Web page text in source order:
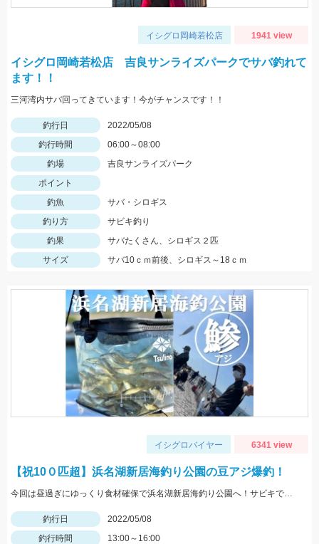
イシグロ岡崎若松店 1941 view
イシグロ岡崎若松店 吉良サンライズパークでサバ釣れて
ます！！
三河湾内サバ回ってきています！今がチャンスです！！
釣行日
2022/05/08
釣行時間
06:00～08:00
釣場
吉良サンライズパーク
ポイント
釣魚
サバ・シロギス
釣り方
サビキ釣り
釣果
サバたくさん、シロギス２匹
サイズ
サバ10ｃｍ前後、シロギス～18ｃｍ
イシグロバイヤー 6341 view
【祝10０匹超】浜名湖新居海釣り公園の豆アジ爆釣！
今回は昼過ぎにゆっくり食材確保で浜名湖新居海釣り公園へ！サビキでアジやサバ、イワシが大漁！！！
釣行日
2022/05/08
釣行時間
13:00～16:00